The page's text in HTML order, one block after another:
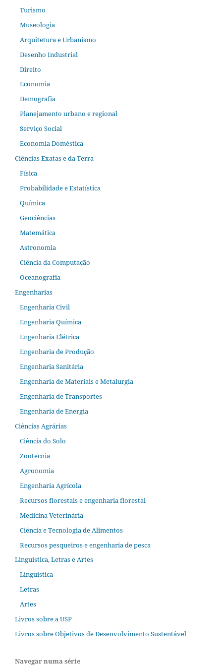
Turismo
Museologia
Arquitetura e Urbanismo
Desenho Industrial
Direito
Economia
Demografia
Planejamento urbano e regional
Serviço Social
Economia Doméstica
Ciências Exatas e da Terra
Física
Probabilidade e Estatística
Química
Geociências
Matemática
Astronomia
Ciência da Computação
Oceanografia
Engenharias
Engenharia Civil
Engenharia Química
Engenharia Elétrica
Engenharia de Produção
Engenharia Sanitária
Engenharia de Materiais e Metalurgia
Engenharia de Transportes
Engenharia de Energia
Ciências Agrárias
Ciência do Solo
Zootecnia
Agronomia
Engenharia Agrícola
Recursos florestais e engenharia florestal
Medicina Veterinária
Ciência e Tecnologia de Alimentos
Recursos pesqueiros e engenharia de pesca
Linguística, Letras e Artes
Linguística
Letras
Artes
Livros sobre a USP
Livros sobre Objetivos de Desenvolvimento Sustentável
Navegar numa série